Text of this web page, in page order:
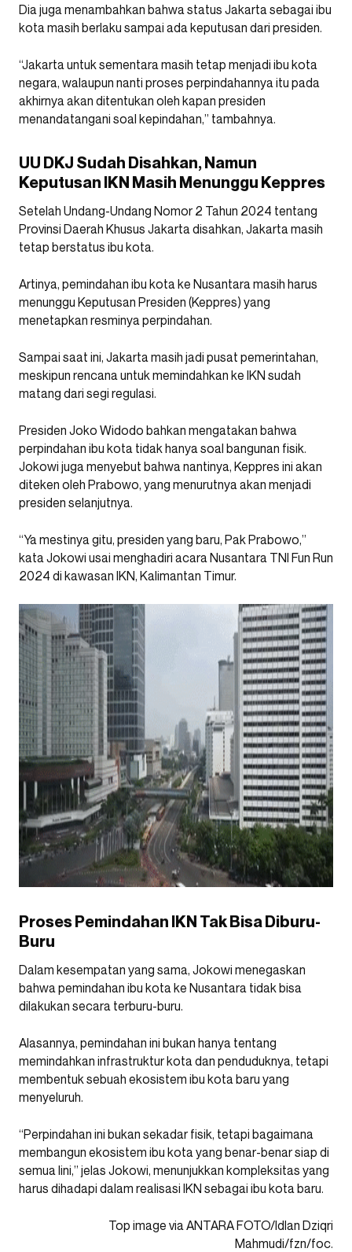
Dia juga menambahkan bahwa status Jakarta sebagai ibu
kota masih berlaku sampai ada keputusan dari presiden.
“Jakarta untuk sementara masih tetap menjadi ibu kota
negara, walaupun nanti proses perpindahannya itu pada
akhirnya akan ditentukan oleh kapan presiden
menandatangani soal kepindahan,” tambahnya.
UU DKJ Sudah Disahkan, Namun
Keputusan IKN Masih Menunggu Keppres
Setelah Undang-Undang Nomor 2 Tahun 2024 tentang
Provinsi Daerah Khusus Jakarta disahkan, Jakarta masih
tetap berstatus ibu kota.
Artinya, pemindahan ibu kota ke Nusantara masih harus
menunggu Keputusan Presiden (Keppres) yang
menetapkan resminya perpindahan.
Sampai saat ini, Jakarta masih jadi pusat pemerintahan,
meskipun rencana untuk memindahkan ke IKN sudah
matang dari segi regulasi.
Presiden Joko Widodo bahkan mengatakan bahwa
perpindahan ibu kota tidak hanya soal bangunan fisik.
Jokowi juga menyebut bahwa nantinya, Keppres ini akan
diteken oleh Prabowo, yang menurutnya akan menjadi
presiden selanjutnya.
“Ya mestinya gitu, presiden yang baru, Pak Prabowo,”
kata Jokowi usai menghadiri acara Nusantara TNI Fun Run
2024 di kawasan IKN, Kalimantan Timur.
Proses Pemindahan IKN Tak Bisa Diburu-
Buru
Dalam kesempatan yang sama, Jokowi menegaskan
bahwa pemindahan ibu kota ke Nusantara tidak bisa
dilakukan secara terburu-buru.
Alasannya, pemindahan ini bukan hanya tentang
memindahkan infrastruktur kota dan penduduknya, tetapi
membentuk sebuah ekosistem ibu kota baru yang
menyeluruh.
“Perpindahan ini bukan sekadar fisik, tetapi bagaimana
membangun ekosistem ibu kota yang benar-benar siap di
semua lini,” jelas Jokowi, menunjukkan kompleksitas yang
harus dihadapi dalam realisasi IKN sebagai ibu kota baru.
Top image via ANTARA FOTO/Idlan Dziqri
Mahmudi/fzn/foc.